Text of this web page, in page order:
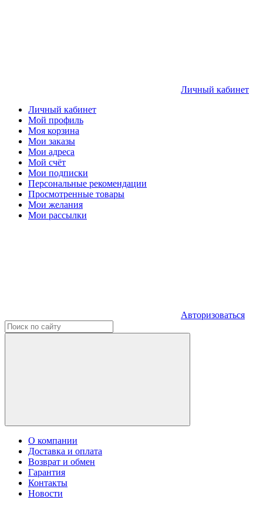
Личный кабинет
Личный кабинет
Мой профиль
Моя корзина
Мои заказы
Мои адреса
Мой счёт
Мои подписки
Персональные рекомендации
Просмотренные товары
Мои желания
Мои рассылки
Авторизоваться
О компании
Доставка и оплата
Возврат и обмен
Гарантия
Контакты
Новости